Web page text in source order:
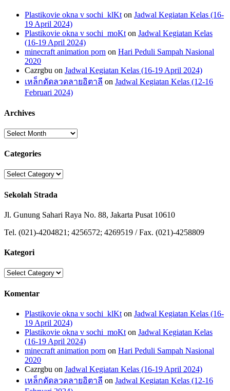
Plastikovie okna v sochi_klKt on Jadwal Kegiatan Kelas (16-
19 April 2024)
Plastikovie okna v sochi_moKt on Jadwal Kegiatan Kelas
(16-19 April 2024)
minecraft animation porn on Hari Peduli Sampah Nasional
2020
Cazrgbu on Jadwal Kegiatan Kelas (16-19 April 2024)
เหล็กดัดลวดลายอิตาลี on Jadwal Kegiatan Kelas (12-16
Februari 2024)
Archives
Archives
Categories
Categories
Sekolah Strada
Jl. Gunung Sahari Raya No. 88, Jakarta Pusat 10610
Tel. (021)-4204821; 4256572; 4269519 / Fax. (021)-4258809
Kategori
Kategori
Komentar
Plastikovie okna v sochi_klKt on Jadwal Kegiatan Kelas (16-
19 April 2024)
Plastikovie okna v sochi_moKt on Jadwal Kegiatan Kelas
(16-19 April 2024)
minecraft animation porn on Hari Peduli Sampah Nasional
2020
Cazrgbu on Jadwal Kegiatan Kelas (16-19 April 2024)
เหล็กดัดลวดลายอิตาลี on Jadwal Kegiatan Kelas (12-16